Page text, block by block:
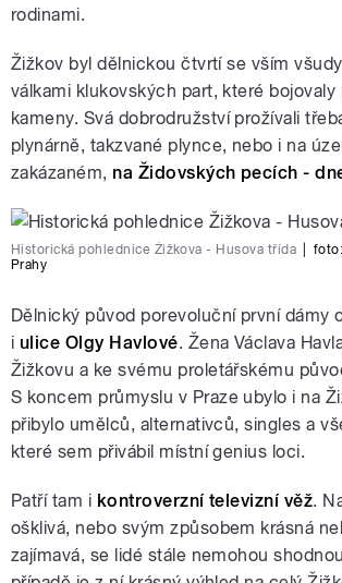
rodinami.
Žižkov byl dělnickou čtvrtí se vším
válkami klukovských part, které bojovaly
kameny. Svá dobrodružství prožívali
plynárně, takzvané plynce, nebo i na
zakázaném, na Židovských pecích -
Historická pohlednice Žižkova - Husova třída foto:
Prahy
Dělnický původ porevoluční první dámy
i ulice Olgy Havlové. Žena Václava
Žižkovu a ke svému proletářskému
S koncem průmyslu v Praze ubylo i na
přibylo umělců, alternativců, singles a
které sem přivábil místní genius loci.
Patří tam i kontroverzní televizní věž.
ošklivá, nebo svým způsobem krásná
zajímavá, se lidé stále nemohou